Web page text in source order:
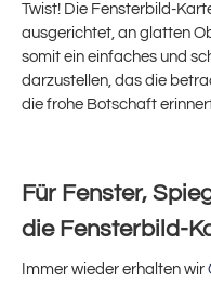
Twist! Die Fensterbild-
ausgerichtet, an glatten
somit ein einfaches und
darzustellen, das die
die frohe Botschaft
Für Fenster,
die Fensterbild-
Immer wieder erhalten wir